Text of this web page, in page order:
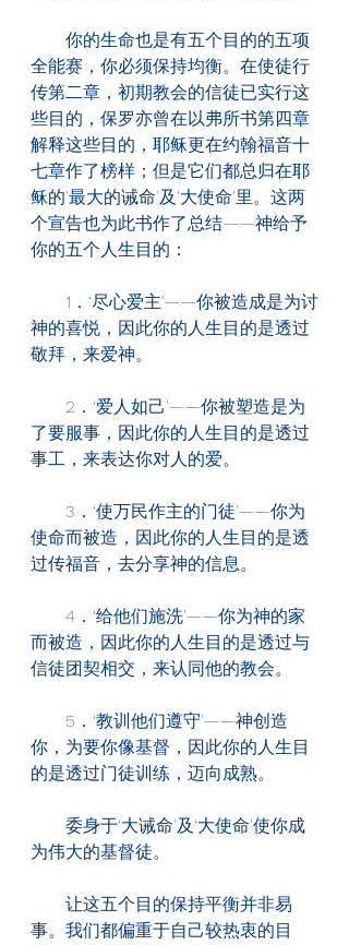
你的生命也是有五个目的的五项
全能赛，你必须保持均衡。在使徒行
传第二章，初期教会的信徒已实行这
些目的，保罗亦曾在以弗所书第四章
解释这些目的，耶稣更在约翰福音十
七章作了榜样；但是它们都总归在耶
稣的'最大的诫命'及'大使命'里。这两
个宣告也为此书作了总结——神给予
你的五个人生目的：
1．‘尽心爱主'——你被造成是为讨
神的喜悦，因此你的人生目的是透过
敬拜，来爱神。
2．‘爱人如己'——你被塑造是为
了要服事，因此你的人生目的是透过
事工，来表达你对人的爱。
3．‘使万民作主的门徒'——你为
使命而被造，因此你的人生目的是透
过传福音，去分享神的信息。
4．‘给他们施洗'——你为神的家
而被造，因此你的人生目的是透过与
信徒团契相交，来认同他的教会。
5．‘教训他们遵守'——神创造
你，为要你像基督，因此你的人生目
的是透过门徒训练，迈向成熟。
委身于‘大诫命'及‘大使命'使你成
为伟大的基督徒。
让这五个目的保持平衡并非易
事。我们都偏重于自己较热衷的目